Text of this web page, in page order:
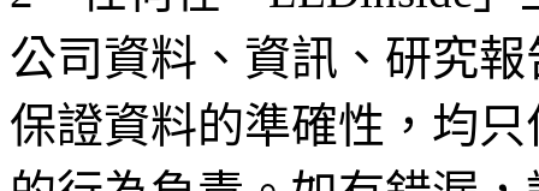
公司資料、資訊、研究
保證資料的準確性，均